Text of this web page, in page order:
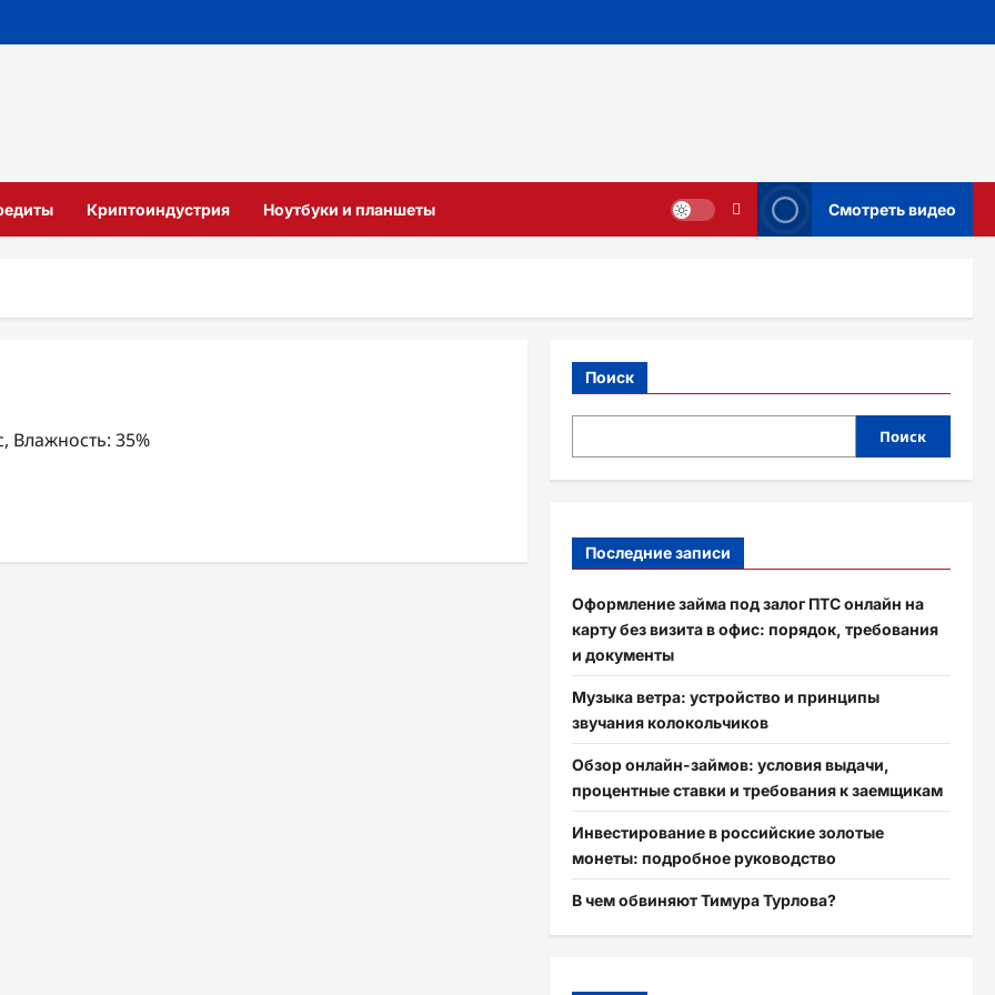
Криптоиндустрия Ноутбуки и планшеты Смотреть видео
Влажность: 35%
Поиск
Поиск
Последние записи
Оформление займа под залог ПТС онлайн на
карту без визита в офис: порядок, требования
и документы
Музыка ветра: устройство и принципы
звучания колокольчиков
Обзор онлайн-займов: условия выдачи,
процентные ставки и требования к заемщикам
Инвестирование в российские золотые
монеты: подробное руководство
В чем обвиняют Тимура Турлова?